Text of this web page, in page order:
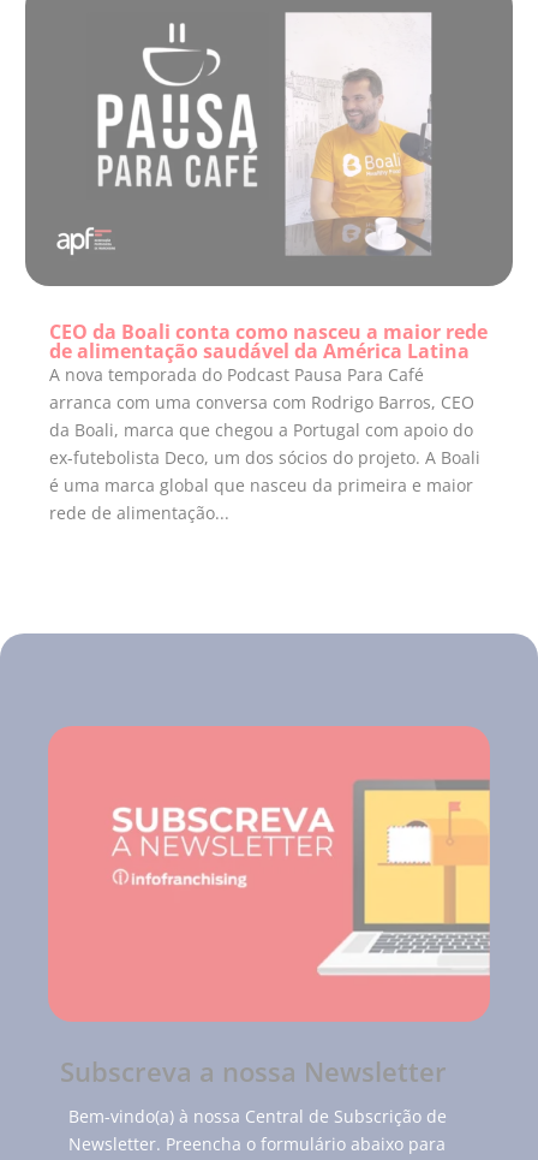
CEO da Boali conta como nasceu a maior rede
de alimentação saudável da América Latina
A nova temporada do Podcast Pausa Para Café
arranca com uma conversa com Rodrigo Barros, CEO
da Boali, marca que chegou a Portugal com apoio do
ex-futebolista Deco, um dos sócios do projeto. A Boali
é uma marca global que nasceu da primeira e maior
rede de alimentação...
Subscreva a nossa Newsletter
Bem-vindo(a) à nossa Central de Subscrição de
Newsletter. Preencha o formulário abaixo para